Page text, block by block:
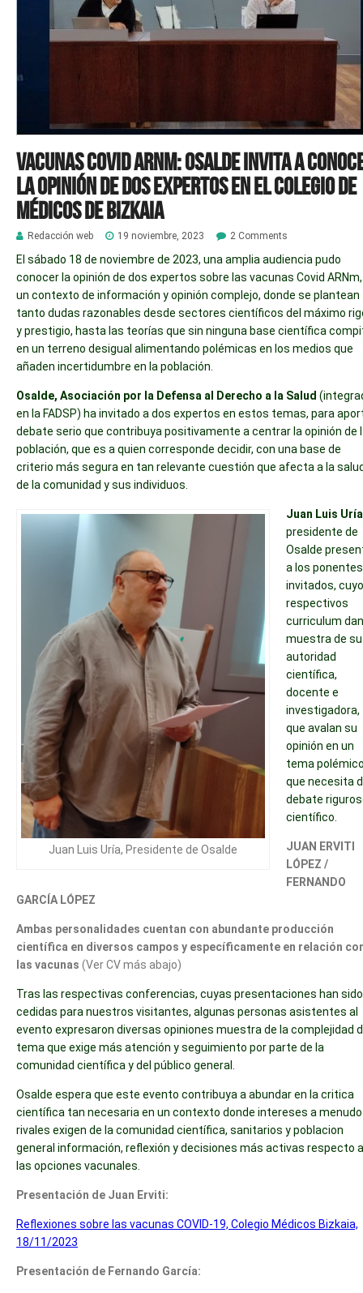
Vacunas Covid ARNm: Osalde invita a
la opinión de dos expertos en el Colegio de
Médicos de Bizkaia
Redacción web 19 noviembre, 2023 2 Comments
El sábado 18 de noviembre de 2023, una amplia audiencia pudo
conocer la opinión de dos expertos sobre las vacunas Covid
un contexto de información y opinión complejo, donde se plantean
tanto dudas razonables desde sectores científicos del máximo
y prestigio, hasta las teorías que sin ninguna base científica
en un terreno desigual alimentando polémicas en los medios que
añaden incertidumbre en la población.
Osalde, Asociación por la Defensa al Derecho a la Salud
en la FADSP) ha invitado a dos expertos en estos temas, para
debate serio que contribuya positivamente a centrar la opinión de
población, que es a quien corresponde decidir, con una base de
criterio más segura en tan relevante cuestión que afecta a la
de la comunidad y sus individuos.
Juan Luis Uría, Presidente de Osalde
Juan Luis
presidente de
Osalde
a los ponentes
invitados,
respectivos
curriculum dan
muestra de su
autoridad
científica,
docente e
investigadora,
que avalan su
opinión en un
tema
que necesita
debate
científico.
JUAN ERVITI
LÓPEZ /
FERNANDO
GARCÍA LÓPEZ
Ambas personalidades cuentan con abundante producción
científica en diversos campos y específicamente en relación
las vacunas (Ver CV más abajo)
Tras las respectivas conferencias, cuyas presentaciones han sido
cedidas para nuestros visitantes, algunas personas asistentes al
evento expresaron diversas opiniones muestra de la complejidad
tema que exige más atención y seguimiento por parte de la
comunidad científica y del público general.
Osalde espera que este evento contribuya a abundar en la critica
científica tan necesaria en un contexto donde intereses a menudo
rivales exigen de la comunidad científica, sanitarios y poblacion
general información, reflexión y decisiones más activas respecto a
las opciones vacunales.
Presentación de Juan Erviti:
Reflexiones sobre las vacunas COVID-19, Colegio Médicos Bizkaia,
18/11/2023
Presentación de Fernando García: